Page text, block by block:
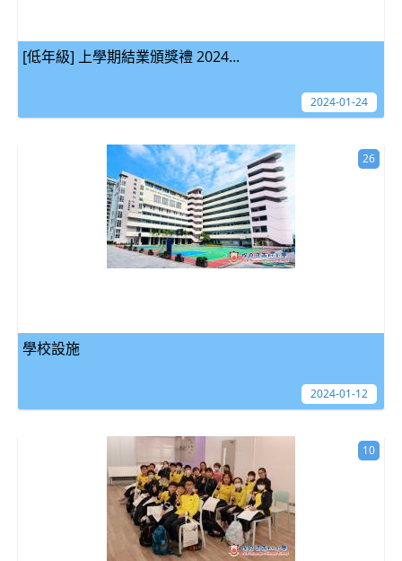
[低年級] 上學期結業頒獎禮 2024...
2024-01-24
學校設施
26
2024-01-12
10